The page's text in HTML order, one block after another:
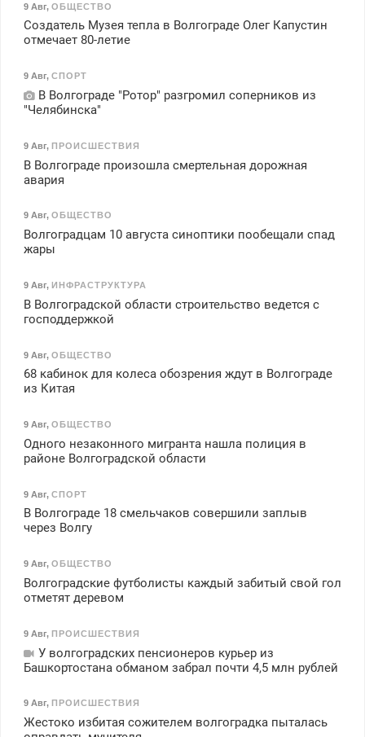
9 Авг, ОБЩЕСТВО
Создатель Музея тепла в Волгограде Олег Капустин
отмечает 80-летие
9 Авг, СПОРТ
В Волгограде "Ротор" разгромил соперников из
"Челябинска"
9 Авг, ПРОИСШЕСТВИЯ
В Волгограде произошла смертельная дорожная
авария
9 Авг, ОБЩЕСТВО
Волгоградцам 10 августа синоптики пообещали спад
жары
9 Авг, ИНФРАСТРУКТУРА
В Волгоградской области строительство ведется с
господдержкой
9 Авг, ОБЩЕСТВО
68 кабинок для колеса обозрения ждут в Волгограде
из Китая
9 Авг, ОБЩЕСТВО
Одного незаконного мигранта нашла полиция в
районе Волгоградской области
9 Авг, СПОРТ
В Волгограде 18 смельчаков совершили заплыв
через Волгу
9 Авг, ОБЩЕСТВО
Волгоградские футболисты каждый забитый свой гол
отметят деревом
9 Авг, ПРОИСШЕСТВИЯ
У волгоградских пенсионеров курьер из
Башкортостана обманом забрал почти 4,5 млн рублей
9 Авг, ПРОИСШЕСТВИЯ
Жестоко избитая сожителем волгоградка пыталась